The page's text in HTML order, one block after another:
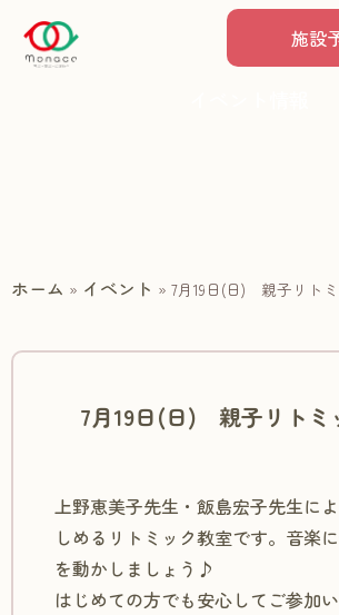
施設
ホーム » イベント » 7月19日(日) 親子リト
7月19日(日) 親子リトミ
上野恵美子先生・飯島宏子先生に
しめるリトミック教室です。音楽
を動かしましょう♪
はじめての方でも安心してご参加